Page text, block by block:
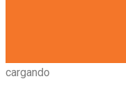
cargando